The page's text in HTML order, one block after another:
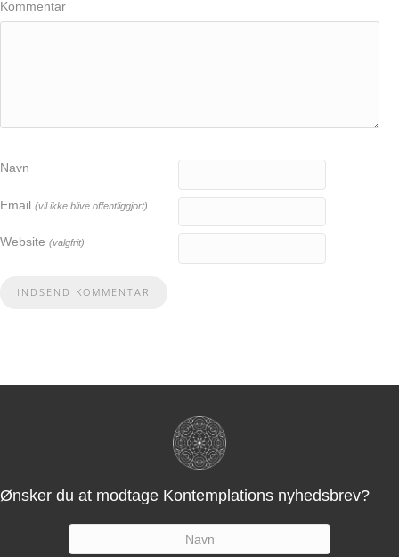
Kommentar
Navn
Email (vil ikke blive offentliggjort)
Website (valgfrit)
Ønsker du at modtage Kontemplations nyhedsbrev?